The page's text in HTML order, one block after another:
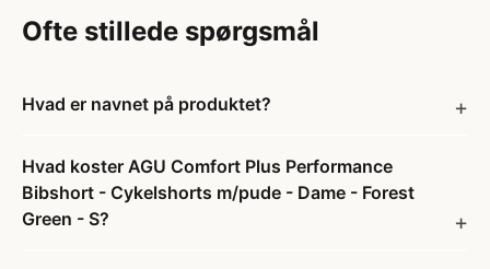
Ofte stillede spørgsmål
Hvad er navnet på produktet?
Hvad koster AGU Comfort Plus Performance
Bibshort - Cykelshorts m/pude - Dame - Forest
Green - S?